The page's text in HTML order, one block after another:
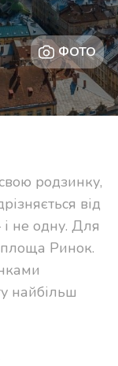
ФОТО
родзинку,
від
і не одну. Для
площа Ринок.
найбільш